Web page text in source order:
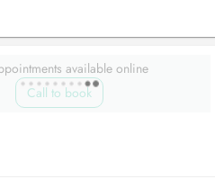
available online
Call to book